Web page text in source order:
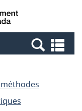
Canada
et